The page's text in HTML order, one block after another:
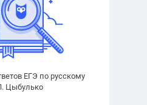
ЕГЭ по русскому
Цыбулько